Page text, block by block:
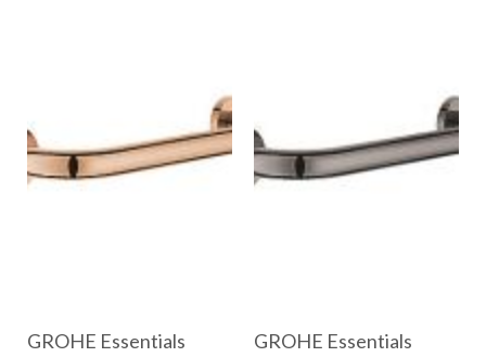
GROHE Essentials
GROHE Essentials